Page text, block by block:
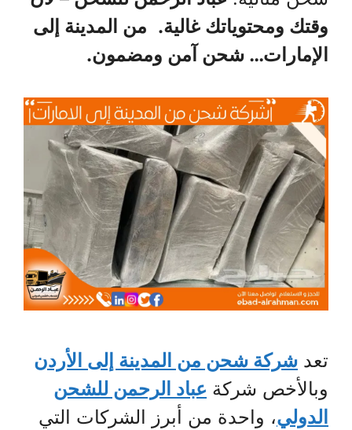
وقتك ومحتوياتك غالية. من المدينة إلى
الإمارات… شحن آمن ومضمون.
تعد شركة شحن من المدينة إلى الأردن
وبالأخص شركة عباد الرحمن للشحن
الدولي، واحدة من أبرز الشركات التي